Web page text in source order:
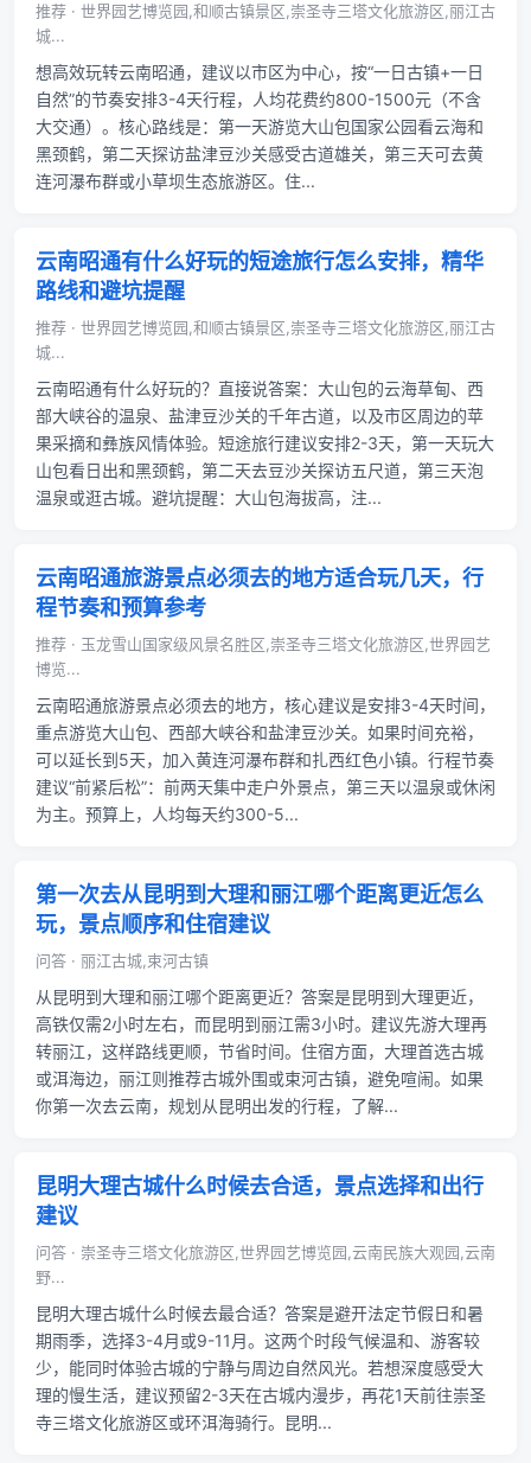
推荐 · 世界园艺博览园,和顺古镇景区,崇圣寺三塔文化旅游区,丽江古
城...
想高效玩转云南昭通，建议以市区为中心，按“一日古镇+一日
自然”的节奏安排3-4天行程，人均花费约800-1500元（不含
大交通）。核心路线是：第一天游览大山包国家公园看云海和
黑颈鹤，第二天探访盐津豆沙关感受古道雄关，第三天可去黄
连河瀑布群或小草坝生态旅游区。住...
云南昭通有什么好玩的短途旅行怎么安排，精华
路线和避坑提醒
推荐 · 世界园艺博览园,和顺古镇景区,崇圣寺三塔文化旅游区,丽江古
城...
云南昭通有什么好玩的？直接说答案：大山包的云海草甸、西
部大峡谷的温泉、盐津豆沙关的千年古道，以及市区周边的苹
果采摘和彝族风情体验。短途旅行建议安排2-3天，第一天玩大
山包看日出和黑颈鹤，第二天去豆沙关探访五尺道，第三天泡
温泉或逛古城。避坑提醒：大山包海拔高，注...
云南昭通旅游景点必须去的地方适合玩几天，行
程节奏和预算参考
推荐 · 玉龙雪山国家级风景名胜区,崇圣寺三塔文化旅游区,世界园艺
博览...
云南昭通旅游景点必须去的地方，核心建议是安排3-4天时间，
重点游览大山包、西部大峡谷和盐津豆沙关。如果时间充裕，
可以延长到5天，加入黄连河瀑布群和扎西红色小镇。行程节奏
建议“前紧后松”：前两天集中走户外景点，第三天以温泉或休闲
为主。预算上，人均每天约300-5...
第一次去从昆明到大理和丽江哪个距离更近怎么
玩，景点顺序和住宿建议
问答 · 丽江古城,束河古镇
从昆明到大理和丽江哪个距离更近？答案是昆明到大理更近，
高铁仅需2小时左右，而昆明到丽江需3小时。建议先游大理再
转丽江，这样路线更顺，节省时间。住宿方面，大理首选古城
或洱海边，丽江则推荐古城外围或束河古镇，避免喧闹。如果
你第一次去云南，规划从昆明出发的行程，了解...
昆明大理古城什么时候去合适，景点选择和出行
建议
问答 · 崇圣寺三塔文化旅游区,世界园艺博览园,云南民族大观园,云南
野...
昆明大理古城什么时候去最合适？答案是避开法定节假日和暑
期雨季，选择3-4月或9-11月。这两个时段气候温和、游客较
少，能同时体验古城的宁静与周边自然风光。若想深度感受大
理的慢生活，建议预留2-3天在古城内漫步，再花1天前往崇圣
寺三塔文化旅游区或环洱海骑行。昆明...